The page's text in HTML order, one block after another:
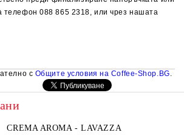
088 865 2318, или чрез нашата
с Общите условия на Coffee-Shop.BG.
CREMA AROMA - LAVAZZA